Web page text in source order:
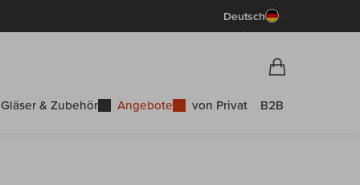
Deutsch
Gläser & Zubehör Angebote von Privat B2B